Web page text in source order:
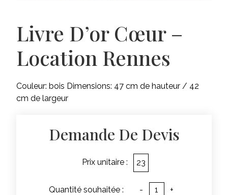
Livre D’or Cœur –
Location Rennes
Couleur: bois Dimensions: 47 cm de hauteur / 42
cm de largeur
Demande De Devis
Prix unitaire : 23
Quantité souhaitée : - +